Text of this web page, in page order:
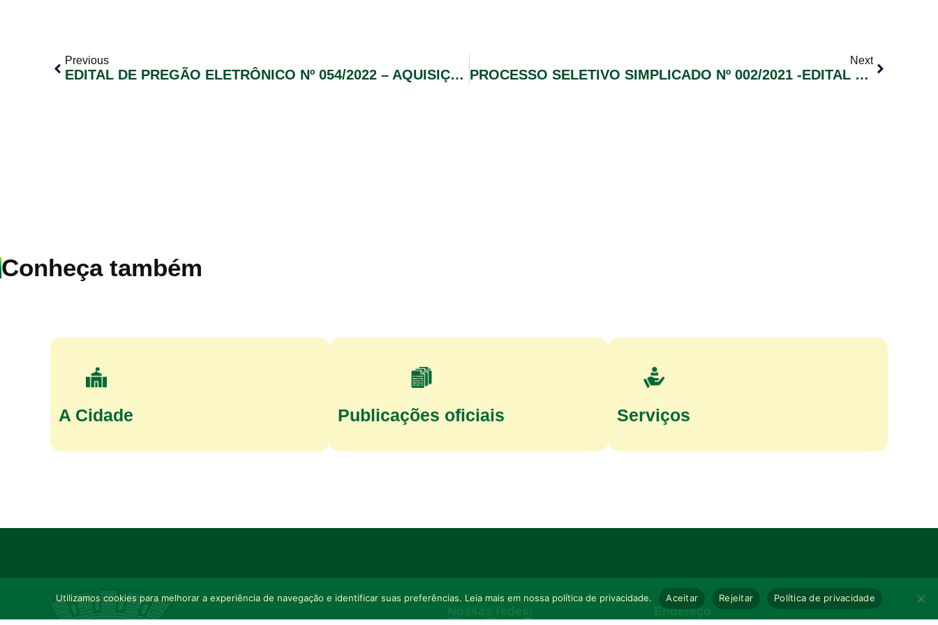
Previous
EDITAL DE PREGÃO ELETRÔNICO Nº 054/2022 – AQUISIÇÃO DE 01 MÁQUINA DE DEMARCAÇÃO VIÁRIA AIRLESS E 01 PERFURADOR DE SOLO A GASOLINA,
Next
PROCESSO SELETIVO SIMPLICADO Nº 002/2021 -EDITAL DE CONVOCAÇÃO DE CANDIDATOS Nº 008
Conheça também
A Cidade Publicações oficiais Serviços
Endereço
Utilizamos cookies para melhorar a experiência de navegação e identificar suas preferências. Leia mais em nossa política de privacidade. Aceitar Rejeitar Política de privacidade